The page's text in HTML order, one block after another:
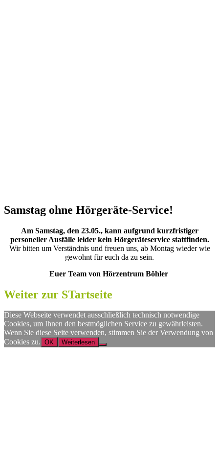
Samstag ohne Hörgeräte-Service!
Am Samstag, den 23.05., kann aufgrund kurzfristiger
personeller Ausfälle leider kein Hörgeräteservice stattfinden.
Wir bitten um Verständnis und freuen uns, ab Montag wieder wie
gewohnt für euch da zu sein.
Euer Team von Hörzentrum Böhler
Weiter zur STartseite
Diese Webseite verwendet ausschließlich technisch notwendige
Cookies, um Ihnen den bestmöglichen Service zu gewährleisten.
Wenn Sie diese Seite verwenden, stimmen Sie der Verwendung von
Cookies zu. OK Weiterlesen